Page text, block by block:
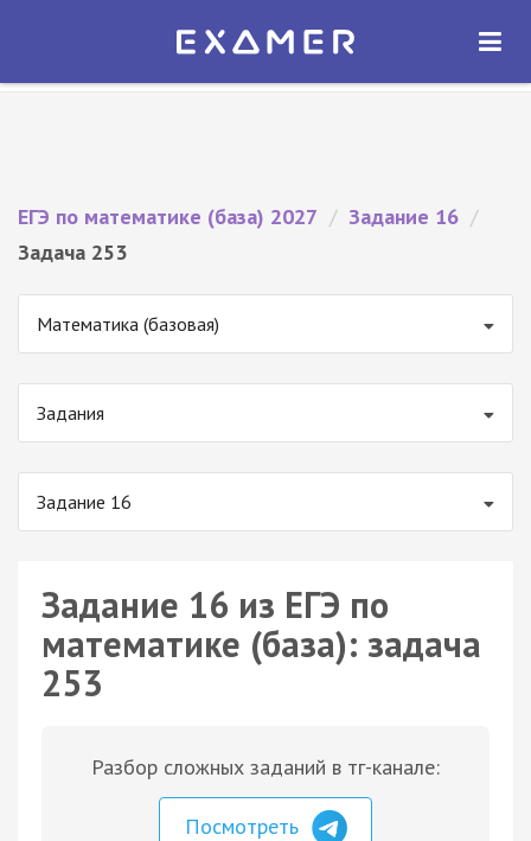
Экзамер — ЕГЭ 2027
ОТКРЫТЬ
ЕГЭ по математике (база) 2027 / Задание 16 /
Задача 253
Математика (базовая)
Задания
Задание 16
Задание 16 из ЕГЭ по
математике (база): задача
253
Разбор сложных заданий в тг-канале:
Посмотреть